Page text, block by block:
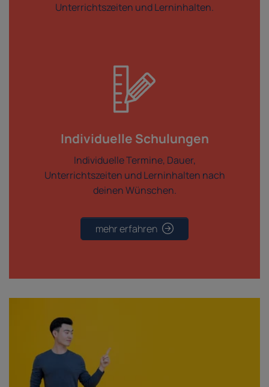
Unterrichtszeiten und Lerninhalten.
Individuelle Schulungen
Individuelle Termine, Dauer,
Unterrichtszeiten und Lerninhalten nach
deinen Wünschen.
mehr erfahren